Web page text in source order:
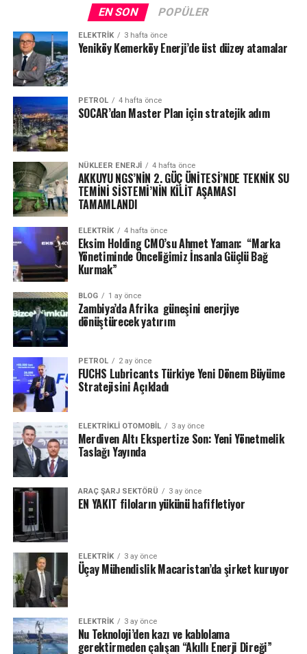
EN SON POPÜLER
ELEKTRİK 3 hafta önce
Yeniköy Kemerköy Enerji’de üst düzey atamalar
PETROL 4 hafta önce
SOCAR’dan Master Plan için stratejik adım
NÜKLEER ENERJI 4 hafta önce
AKKUYU NGS’NİN 2. GÜÇ ÜNİTESİ’NDE TEKNİK SU
TEMİNİ SİSTEMİ’NİN KİLİT AŞAMASI
TAMAMLANDI
ELEKTRİK 4 hafta önce
Eksim Holding CMO’su Ahmet Yaman: “Marka
Yönetiminde Önceliğimiz İnsanla Güçlü Bağ
Kurmak”
BLOG 1 ay önce
Zambiya’da Afrika güneşini enerjiye
dönüştürecek yatırım
PETROL 2 ay önce
FUCHS Lubricants Türkiye Yeni Dönem Büyüme
Stratejisini Açıkladı
ELEKTRIKLI OTOMOBIL 3 ay önce
Merdiven Altı Ekspertize Son: Yeni Yönetmelik
Taslağı Yayında
ARAÇ ŞARJ SEKTÖRÜ 3 ay önce
EN YAKIT filoların yükünü hafifletiyor
ELEKTRİK 3 ay önce
Üçay Mühendislik Macaristan’da şirket kuruyor
ELEKTRİK 3 ay önce
Nu Teknoloji’den kazı ve kablolama
gerektirmeden çalışan “Akıllı Enerji Direği”